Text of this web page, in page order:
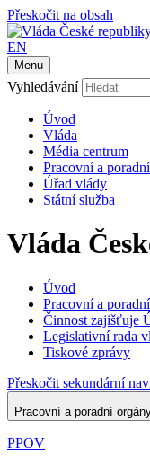
Přeskočit na obsah
EN
Menu
Vyhledávání
Úvod
Vláda
Média centrum
Pracovní a
Úřad vlády
Státní služba
Vláda
Úvod
Pracovní a
Činnost zajišťuje
Legislativní rada
Tiskové zprávy
Přeskočit sekundární
Pracovní a poradní
PPOV